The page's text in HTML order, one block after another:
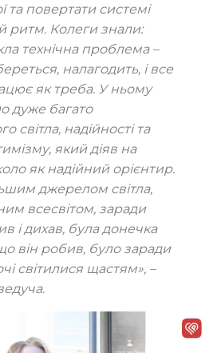
та повертати системі
ритм. Колеги знали:
технічна проблема –
налагодить, і все
як треба. У ньому
дуже багато
світла, надійності та
який діяв на
як надійний орієнтир.
джерелом світла,
всесвітом, заради
і дихав, була донечка
він робив, було заради
світилися щастям», –